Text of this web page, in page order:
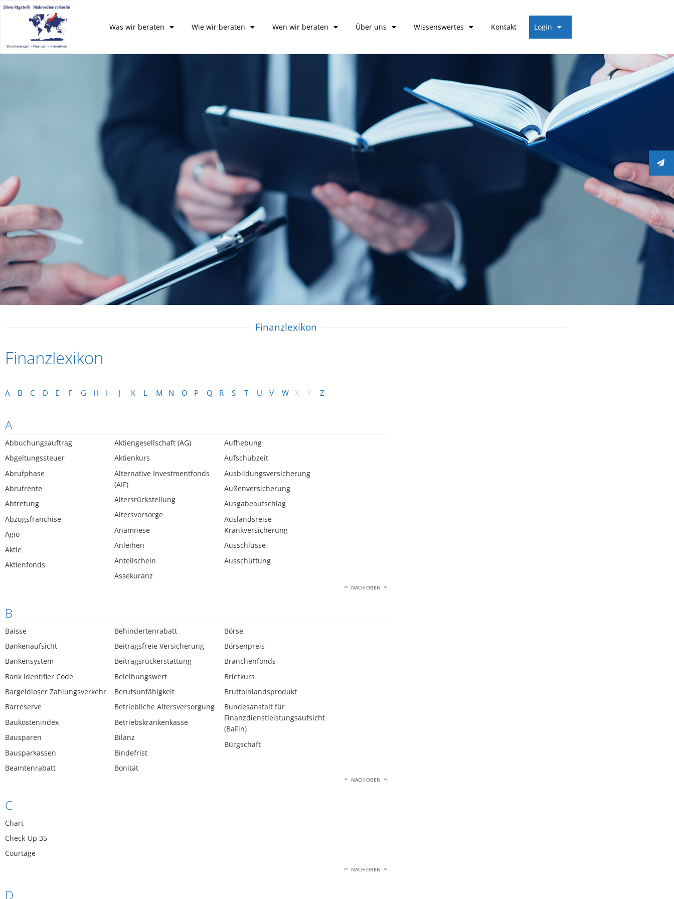
Was wir beraten Wie wir beraten Wen wir beraten Über uns Wissenswertes Kontakt Login
Finanzlexikon
Finanzlexikon
A B C D E F G H I J K L M N O P Q R S T U V W X Y Z
A
Abbuchungsauftrag
Abgeltungssteuer
Abrufphase
Abrufrente
Abtretung
Abzugsfranchise
Agio
Aktie
Aktienfonds
Aktiengesellschaft (AG)
Aktienkurs
Alternative Investmentfonds
(AIF)
Altersrückstellung
Altersvorsorge
Anamnese
Anleihen
Anteilschein
Assekuranz
Aufhebung
Aufschubzeit
Ausbildungsversicherung
Außenversicherung
Ausgabeaufschlag
Auslandsreise-
Krankversicherung
Ausschlüsse
Ausschüttung
NACH OBEN
B
Baisse
Bankenaufsicht
Bankensystem
Bank Identifier Code
Bargeldloser Zahlungsverkehr
Barreserve
Baukostenindex
Bausparen
Bausparkassen
Beamtenrabatt
Behindertenrabatt
Beitragsfreie Versicherung
Beitragsrückerstattung
Beleihungswert
Berufsunfähigkeit
Betriebliche Altersversorgung
Betriebskrankenkasse
Bilanz
Bindefrist
Bonität
Börse
Börsenpreis
Branchenfonds
Briefkurs
Bruttoinlandsprodukt
Bundesanstalt für
Finanzdienstleistungsaufsicht
(BaFin)
Bürgschaft
NACH OBEN
C
Chart
Check-Up 35
Courtage
NACH OBEN
D